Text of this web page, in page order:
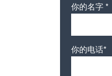
你的名字 *
你的电话*